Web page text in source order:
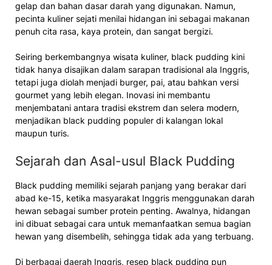
gelap dan bahan dasar darah yang digunakan. Namun,
pecinta kuliner sejati menilai hidangan ini sebagai makanan
penuh cita rasa, kaya protein, dan sangat bergizi.
Seiring berkembangnya wisata kuliner, black pudding kini
tidak hanya disajikan dalam sarapan tradisional ala Inggris,
tetapi juga diolah menjadi burger, pai, atau bahkan versi
gourmet yang lebih elegan. Inovasi ini membantu
menjembatani antara tradisi ekstrem dan selera modern,
menjadikan black pudding populer di kalangan lokal
maupun turis.
Sejarah dan Asal-usul Black Pudding
Black pudding memiliki sejarah panjang yang berakar dari
abad ke-15, ketika masyarakat Inggris menggunakan darah
hewan sebagai sumber protein penting. Awalnya, hidangan
ini dibuat sebagai cara untuk memanfaatkan semua bagian
hewan yang disembelih, sehingga tidak ada yang terbuang.
Di berbagai daerah Inggris, resep black pudding pun